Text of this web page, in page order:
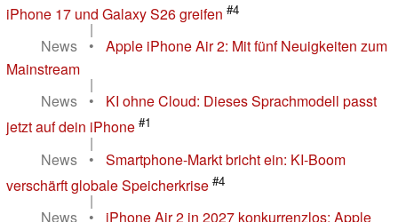
iPhone 17 und Galaxy S26 greifen #4
|
News
•
Apple iPhone Air 2: Mit fünf Neuigkeiten zum
Mainstream
|
News
•
KI ohne Cloud: Dieses Sprachmodell passt
jetzt auf dein iPhone #1
|
News
•
Smartphone-Markt bricht ein: KI-Boom
verschärft globale Speicherkrise #4
|
News
•
iPhone Air 2 in 2027 konkurrenzlos: Apple